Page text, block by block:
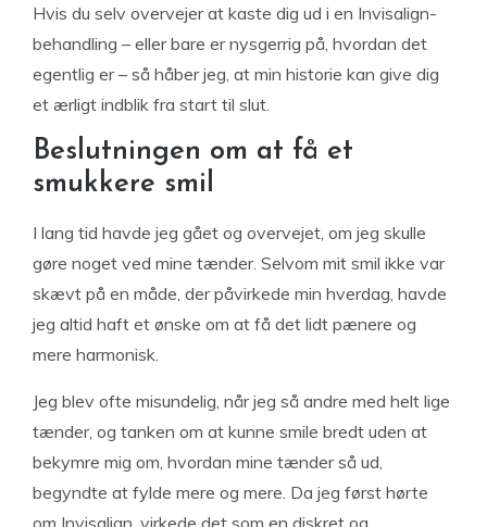
Hvis du selv overvejer at kaste dig ud i en Invisalign-
behandling – eller bare er nysgerrig på, hvordan det
egentlig er – så håber jeg, at min historie kan give dig
et ærligt indblik fra start til slut.
Beslutningen om at få et
smukkere smil
I lang tid havde jeg gået og overvejet, om jeg skulle
gøre noget ved mine tænder. Selvom mit smil ikke var
skævt på en måde, der påvirkede min hverdag, havde
jeg altid haft et ønske om at få det lidt pænere og
mere harmonisk.
Jeg blev ofte misundelig, når jeg så andre med helt lige
tænder, og tanken om at kunne smile bredt uden at
bekymre mig om, hvordan mine tænder så ud,
begyndte at fylde mere og mere. Da jeg først hørte
om Invisalign, virkede det som en diskret og